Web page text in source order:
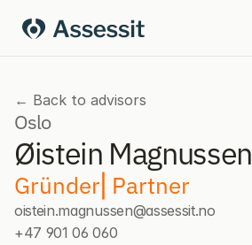
← Back to advisors
Oslo
Øistein Magnussen
Gründer⎢Partner
oistein.magnussen@assessit.no
+47 901 06 060